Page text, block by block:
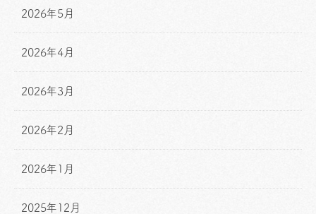
2026年5月
2026年4月
2026年3月
2026年2月
2026年1月
2025年12月